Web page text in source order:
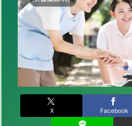
X Facebook